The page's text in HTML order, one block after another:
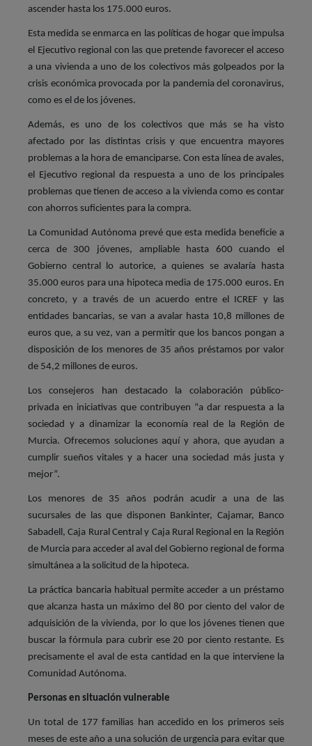
ascender hasta los 175.000 euros.
Esta medida se enmarca en las políticas de hogar que impulsa
el Ejecutivo regional con las que pretende favorecer el acceso
a una vivienda a uno de los colectivos más golpeados por la
crisis económica provocada por la pandemia del coronavirus,
como es el de los jóvenes.
Además, es uno de los colectivos que más se ha visto
afectado por las distintas crisis y que encuentra mayores
problemas a la hora de emanciparse. Con esta línea de avales,
el Ejecutivo regional da respuesta a uno de los principales
problemas que tienen de acceso a la vivienda como es contar
con ahorros suficientes para la compra.
La Comunidad Autónoma prevé que esta medida beneficie a
cerca de 300 jóvenes, ampliable hasta 600 cuando el
Gobierno central lo autorice, a quienes se avalaría hasta
35.000 euros para una hipoteca media de 175.000 euros. En
concreto, y a través de un acuerdo entre el ICREF y las
entidades bancarias, se van a avalar hasta 10,8 millones de
euros que, a su vez, van a permitir que los bancos pongan a
disposición de los menores de 35 años préstamos por valor
de 54,2 millones de euros.
Los consejeros han destacado la colaboración público-
privada en iniciativas que contribuyen “a dar respuesta a la
sociedad y a dinamizar la economía real de la Región de
Murcia. Ofrecemos soluciones aquí y ahora, que ayudan a
cumplir sueños vitales y a hacer una sociedad más justa y
mejor”.
Los menores de 35 años podrán acudir a una de las
sucursales de las que disponen Bankinter, Cajamar, Banco
Sabadell, Caja Rural Central y Caja Rural Regional en la Región
de Murcia para acceder al aval del Gobierno regional de forma
simultánea a la solicitud de la hipoteca.
La práctica bancaria habitual permite acceder a un préstamo
que alcanza hasta un máximo del 80 por ciento del valor de
adquisición de la vivienda, por lo que los jóvenes tienen que
buscar la fórmula para cubrir ese 20 por ciento restante. Es
precisamente el aval de esta cantidad en la que interviene la
Comunidad Autónoma.
Personas en situación vulnerable
Un total de 177 familias han accedido en los primeros seis
meses de este año a una solución de urgencia para evitar que